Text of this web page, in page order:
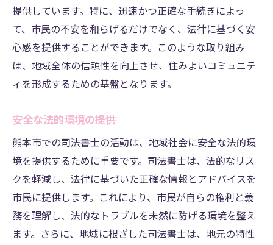
提供しています。特に、迅速かつ正確な手続きによっ
て、市民の不安を和らげるだけでなく、法律に基づく安
心感を提供することができます。このような取り組み
は、地域全体の信頼性を向上させ、住みよいコミュニテ
ィを形成するための基盤となります。
安全な法的環境の提供
熊本市での司法書士の活動は、地域社会に安全な法的環
境を提供するために重要です。司法書士は、法的なリス
クを軽減し、法律に基づいた正確な情報とアドバイスを
市民に提供します。これにより、市民が自らの権利と義
務を理解し、法的なトラブルを未然に防げる環境を整え
ます。さらに、地域に根ざした司法書士は、地元の特性